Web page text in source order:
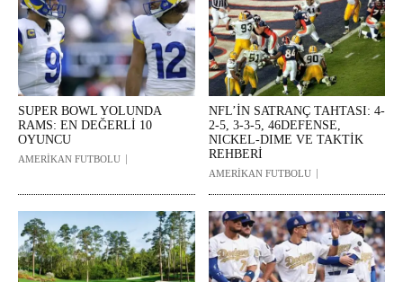
SUPER BOWL YOLUNDA
RAMS: EN DEĞERLİ 10
OYUNCU
AMERİKAN FUTBOLU
NFL’İN SATRANÇ TAHTASI: 4-
2-5, 3-3-5, 46DEFENSE,
NICKEL-DIME VE TAKTİK
REHBERİ
AMERİKAN FUTBOLU